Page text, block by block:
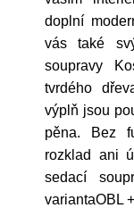
doplní
vás také
soupravy
tvrdého
výplň jsou
pěna. Bez
rozklad ani
sedací
variantaOBL